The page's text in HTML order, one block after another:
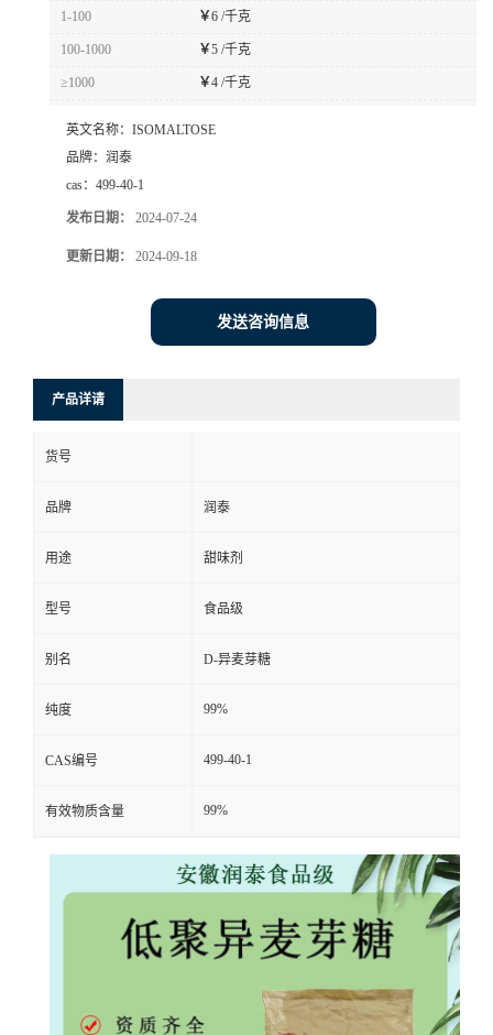
1-100 ￥6 /千克
100-1000 ￥5 /千克
≥1000 ￥4 /千克
英文名称： ISOMALTOSE
品牌： 润泰
cas： 499-40-1
发布日期： 2024-07-24
更新日期： 2024-09-18
发送咨询信息
产品详请
货号
品牌 润泰
用途 甜味剂
型号 食品级
别名 D-异麦芽糖
纯度 99%
CAS编号 499-40-1
有效物质含量 99%